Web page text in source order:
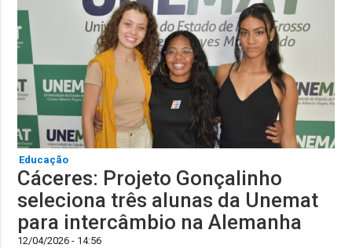
Educação
Cáceres: Projeto Gonçalinho
seleciona três alunas da Unemat
para intercâmbio na Alemanha
12/04/2026 - 14:56